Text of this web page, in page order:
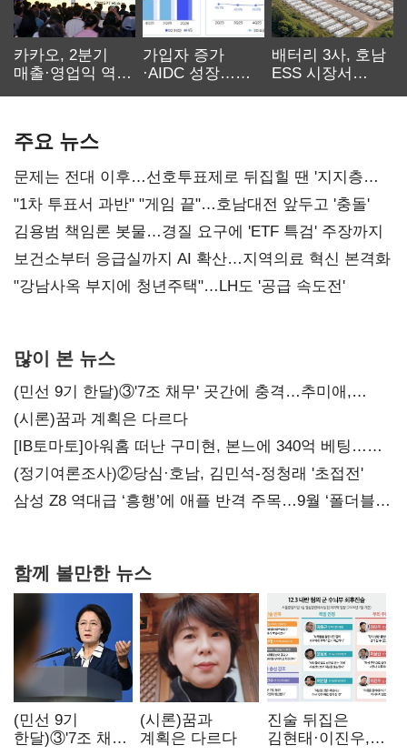
카카오, 2분기
매출·영업익 역대
가입자 증가
·AIDC 성장…
배터리 3사, 호남
ESS 시장서
주요 뉴스
문제는 전대 이후…선호투표제로 뒤집힐 땐 '지지층
불복'
"1차 투표서 과반" "게임 끝"…호남대전 앞두고 '충돌'
김용범 책임론 봇물…경질 요구에 'ETF 특검' 주장까지
보건소부터 응급실까지 AI 확산…지역의료 혁신 본격화
"강남사옥 부지에 청년주택"…LH도 '공급 속도전'
많이 본 뉴스
(민선 9기 한달)③'7조 채무' 곳간에 충격…추미애,
20년만에 '비상재정' 선언 승부수
(시론)꿈과 계획은 다르다
[IB토마토]아워홈 떠난 구미현, 본느에 340억 베팅…
가족 지배체제 구축
(정기여론조사)②당심·호남, 김민석-정청래 '초접전'
삼성 Z8 역대급 ‘흥행’에 애플 반격 주목…9월 ‘폴더블
함께 볼만한 뉴스
(민선 9기
한달)③'7조 채무'
(시론)꿈과
계획은 다르다
진술 뒤집은
김현태·이진우,